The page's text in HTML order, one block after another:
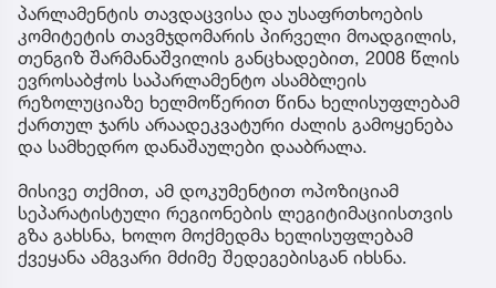
პარლამენტის თავდაცვისა და უსაფრთხოების
კომიტეტის თავმჯდომარის პირველი მოადგილის,
თენგიზ შარმანაშვილის განცხადებით, 2008 წლის
ევროსაბჭოს საპარლამენტო ასამბლეის
რეზოლუციაზე ხელმოწერით წინა ხელისუფლებამ
ქართულ ჯარს არაადეკვატური ძალის გამოყენება
და სამხედრო დანაშაულები დააბრალა.
მისივე თქმით, ამ დოკუმენტით ოპოზიციამ
სეპარატისტული რეგიონების ლეგიტიმაციისთვის
გზა გახსნა, ხოლო მოქმედმა ხელისუფლებამ
ქვეყანა ამგვარი მძიმე შედეგებისგან იხსნა.